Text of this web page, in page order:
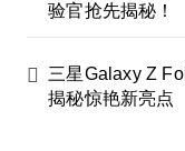
验官抢先揭秘！
三星Galaxy Z
揭秘惊艳新亮点